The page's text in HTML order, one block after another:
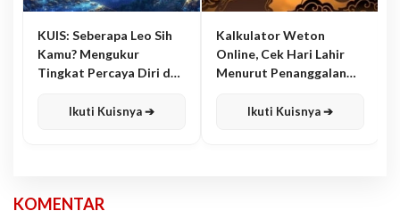
KUIS: Seberapa Leo Sih
Kamu? Mengukur
Tingkat Percaya Diri dan
Ikuti Kuisnya ➔
Kalkulator Weton
Online, Cek Hari Lahir
Menurut Penanggalan
Ikuti Kuisnya ➔
KOMENTAR